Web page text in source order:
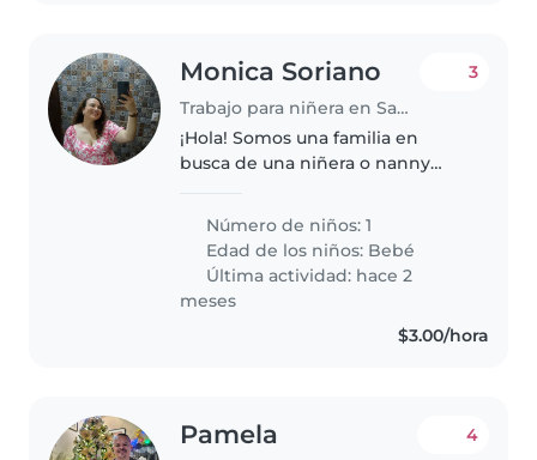
Monica Soriano
Trabajo para niñera en Santa Tecla
3
¡Hola! Somos una familia en
busca de una niñera o nanny
nuestra pequeño,un bebé lleno
de energía, cariño e inteligencia.
Necesitamos a alguien que se
Número de niños: 1
Edad de los niños: Bebé
Última actividad: hace 2
meses
$3.00/hora
Pamela 4